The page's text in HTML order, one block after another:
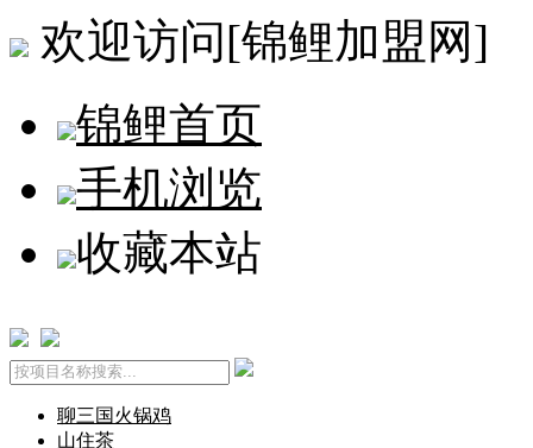
欢迎访问[锦鲤加盟网]
锦鲤首页
手机浏览
收藏本站
聊三国火锅鸡
山住茶